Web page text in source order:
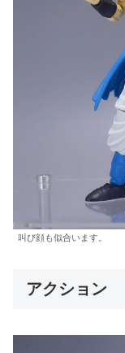
叫び顔も似合います。
アクション